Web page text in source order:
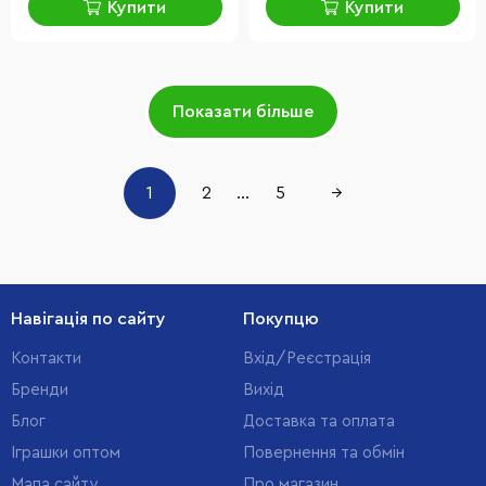
Купити Купити
Показати більше
1 2 ... 5 →
Навігація по сайту
Контакти
Бренди
Блог
Іграшки оптом
Покупцю
Вхід/Реєстрація
Вихід
Доставка та оплата
Повернення та обмін